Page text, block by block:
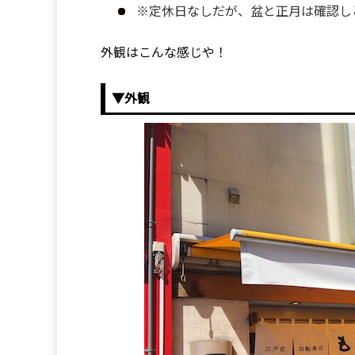
※定休日なしだが、盆と正月は確認し
外観はこんな感じや！
▼外観